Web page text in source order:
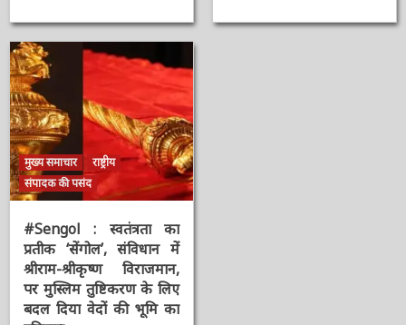
3 वर्ष ago ऑनलाईन भारत
मुख्य समाचार
राष्ट्रीय
संपादक की पसंद
#Sengol : स्वतंत्रता का
प्रतीक ‘सेंगोल’, संविधान में
श्रीराम-श्रीकृष्ण विराजमान,